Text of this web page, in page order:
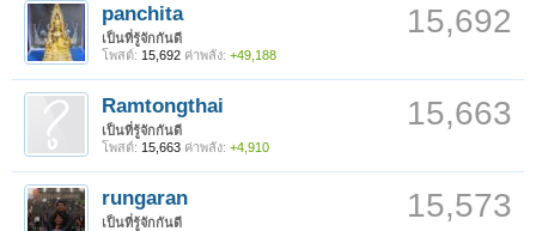
15,692
panchita
เป็นที่รู้จักกันดี
โพสต์: 15,692 ค่าพลัง: +49,188
15,663
Ramtongthai
เป็นที่รู้จักกันดี
โพสต์: 15,663 ค่าพลัง: +4,910
15,573
rungaran
เป็นที่รู้จักกันดี